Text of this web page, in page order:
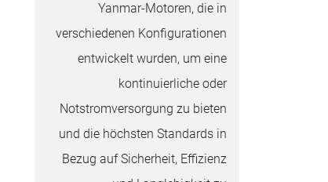
Yanmar-Motoren, die in
verschiedenen Konfigurationen
entwickelt wurden, um eine
kontinuierliche oder
Notstromversorgung zu bieten
und die höchsten Standards in
Bezug auf Sicherheit, Effizienz